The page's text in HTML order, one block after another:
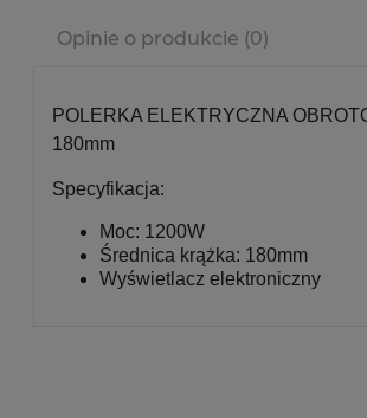
Opinie o produkcie (0)
POLERKA ELEKTRYCZNA
180mm
Specyfikacja:
Moc: 1200W
Średnica krążka: 180mm
Wyświetlacz elektroniczny